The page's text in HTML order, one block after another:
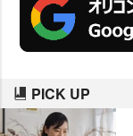
PICK UP